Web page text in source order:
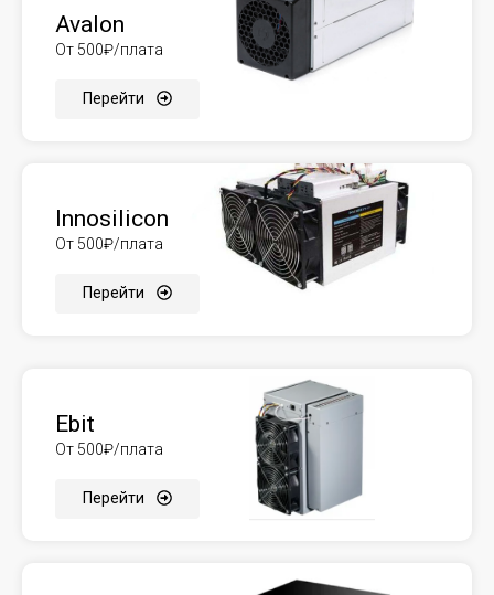
Avalon
От 500₽/плата
Перейти
Innosilicon
От 500₽/плата
Перейти
Ebit
От 500₽/плата
Перейти